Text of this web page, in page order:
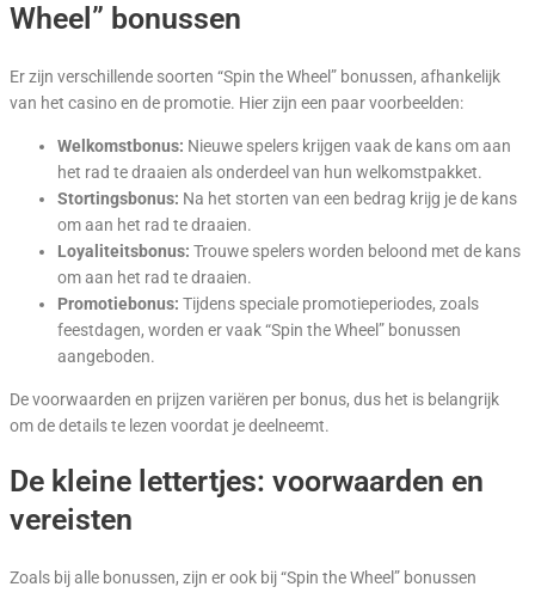
Wheel” bonussen
Er zijn verschillende soorten “Spin the Wheel” bonussen, afhankelijk
van het casino en de promotie. Hier zijn een paar voorbeelden:
Welkomstbonus: Nieuwe spelers krijgen vaak de kans om aan
het rad te draaien als onderdeel van hun welkomstpakket.
Stortingsbonus: Na het storten van een bedrag krijg je de kans
om aan het rad te draaien.
Loyaliteitsbonus: Trouwe spelers worden beloond met de kans
om aan het rad te draaien.
Promotiebonus: Tijdens speciale promotieperiodes, zoals
feestdagen, worden er vaak “Spin the Wheel” bonussen
aangeboden.
De voorwaarden en prijzen variëren per bonus, dus het is belangrijk
om de details te lezen voordat je deelneemt.
De kleine lettertjes: voorwaarden en
vereisten
Zoals bij alle bonussen, zijn er ook bij “Spin the Wheel” bonussen